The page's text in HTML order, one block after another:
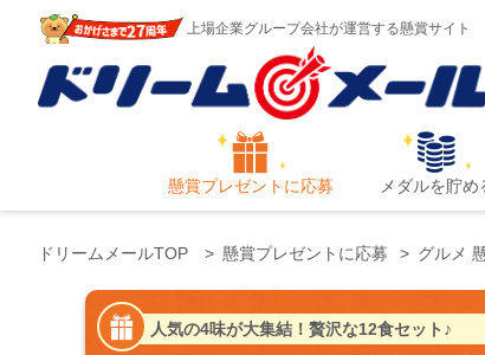
上場企業グループ会社が運営する懸賞サイト
懸賞プレゼントに応募 メダルを貯め
ドリームメールTOP 懸賞プレゼントに応募 グルメ
人気の4味が大集結！贅沢な12食セット♪